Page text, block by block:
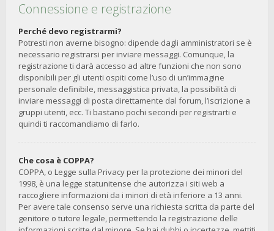
Connessione e registrazione
Perché devo registrarmi?
Potresti non averne bisogno: dipende dagli amministratori se è
necessario registrarsi per inviare messaggi. Comunque, la
registrazione ti darà accesso ad altre funzioni che non sono
disponibili per gli utenti ospiti come l’uso di un’immagine
personale definibile, messaggistica privata, la possibilità di
inviare messaggi di posta direttamente dal forum, l’iscrizione a
gruppi utenti, ecc. Ti bastano pochi secondi per registrarti e
quindi ti raccomandiamo di farlo.
Che cosa è COPPA?
COPPA, o Legge sulla Privacy per la protezione dei minori del
1998, è una legge statunitense che autorizza i siti web a
raccogliere informazioni da i minori di età inferiore a 13 anni.
Per avere tale consenso serve una richiesta scritta da parte del
genitore o tutore legale, permettendo la registrazione delle